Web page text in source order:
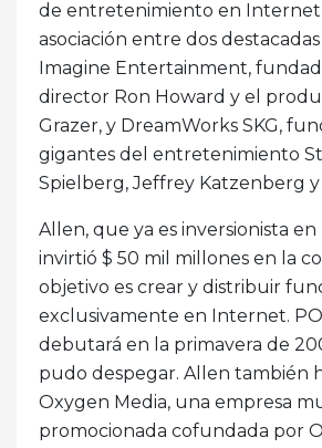
de entretenimiento en Internet
asociación entre dos
Imagine Entertainment,
director Ron Howard y el
Grazer, y DreamWorks SKG,
gigantes del entretenimiento
Spielberg, Jeffrey Katzenberg y
Allen, que ya es inversionista
invirtió $ 50 mil millones en la
objetivo es crear y distribuir
exclusivamente en Internet.
debutará en la primavera de
pudo despegar. Allen también
Oxygen Media, una empresa
promocionada cofundada por